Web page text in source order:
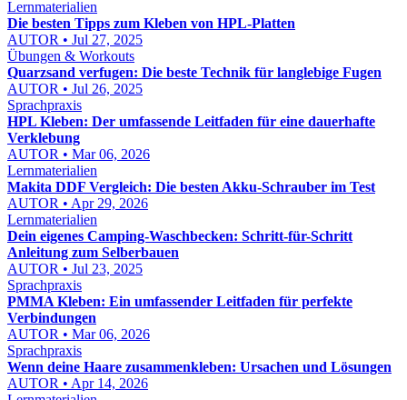
Lernmaterialien
Die besten Tipps zum Kleben von HPL-Platten
AUTOR • Jul 27, 2025
Übungen & Workouts
Quarzsand verfugen: Die beste Technik für langlebige Fugen
AUTOR • Jul 26, 2025
Sprachpraxis
HPL Kleben: Der umfassende Leitfaden für eine dauerhafte
Verklebung
AUTOR • Mar 06, 2026
Lernmaterialien
Makita DDF Vergleich: Die besten Akku-Schrauber im Test
AUTOR • Apr 29, 2026
Lernmaterialien
Dein eigenes Camping-Waschbecken: Schritt-für-Schritt
Anleitung zum Selberbauen
AUTOR • Jul 23, 2025
Sprachpraxis
PMMA Kleben: Ein umfassender Leitfaden für perfekte
Verbindungen
AUTOR • Mar 06, 2026
Sprachpraxis
Wenn deine Haare zusammenkleben: Ursachen und Lösungen
AUTOR • Apr 14, 2026